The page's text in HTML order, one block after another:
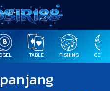
TABLE FISHING COCK